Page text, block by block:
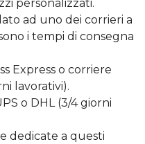
personalizzati.
ad uno dei corrieri a
i tempi di consegna
Express o corriere
lavorativi).
o DHL (3/4 giorni
dedicate a questi